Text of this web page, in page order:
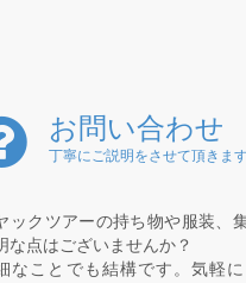
お問い合わせ
丁寧にご説明をさせて頂きま
ックツアーの持ち物や服装、
な点はございませんか？
なことでも結構です。気軽